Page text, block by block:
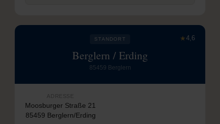
★4,6
STANDORT
Berglern / Erding
85459 Berglern
ADRESSE
Moosburger Straße 21
85459 Berglern/Erding